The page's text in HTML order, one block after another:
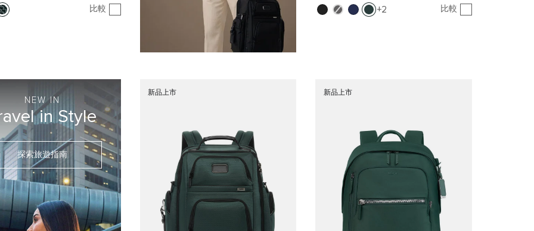
比較 2 比較
NEW IN
in Style
探索旅遊指南
新品上市 新品上市